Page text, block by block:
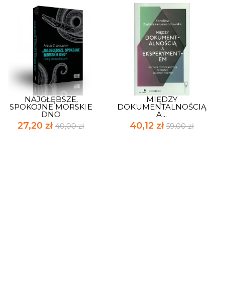
NAJGŁĘBSZE,
SPOKOJNE MORSKIE
DNO
27,20 zł40,00 zł
MIĘDZY
DOKUMENTALNOŚCIĄ
A...
40,12 zł 59,00 zł